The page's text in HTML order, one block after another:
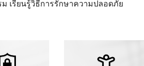
เรียนรู้วิธีการรักษาความปลอดภัย